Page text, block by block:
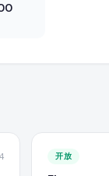
的制造或供应
开放